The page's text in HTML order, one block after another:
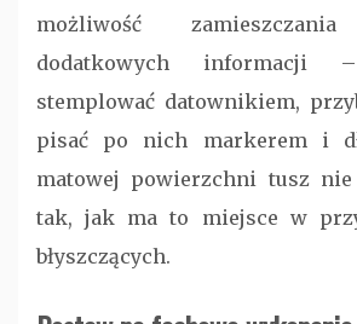
możliwość
dodatkowych informacji
stemplować datownikiem,
pisać po nich markerem i
matowej powierzchni tusz
tak, jak ma to miejsce w
błyszczących.